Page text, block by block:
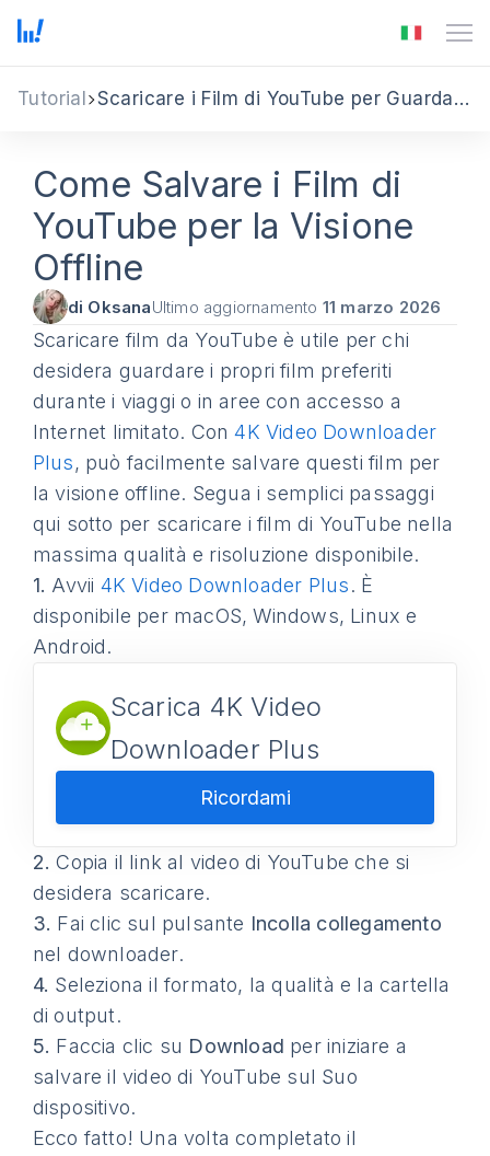
Tutorial Scaricare i Film di YouTube per Guardarli Offline
Come Salvare i Film di
YouTube per la Visione
Offline
di OksanaUltimo aggiornamento 11 marzo 2026
Scaricare film da YouTube è utile per chi
desidera guardare i propri film preferiti
durante i viaggi o in aree con accesso a
Internet limitato. Con4K Video Downloader
Plus, può facilmente salvare questi film per
la visione offline. Segua i semplici passaggi
qui sotto per scaricare i film di YouTube nella
massima qualità e risoluzione disponibile.
1. Avvii 4K Video Downloader Plus. È
disponibile per macOS, Windows, Linux e
Android.
Scarica 4K Video
Downloader Plus
Ricordami
2. Copia il link al video di YouTube che si
desidera scaricare.
3. Fai clic sul pulsante Incolla collegamento
nel downloader.
4. Seleziona il formato, la qualità e la cartella
di output.
5. Faccia clic su Download per iniziare a
salvare il video di YouTube sul Suo
dispositivo.
Ecco fatto! Una volta completato il